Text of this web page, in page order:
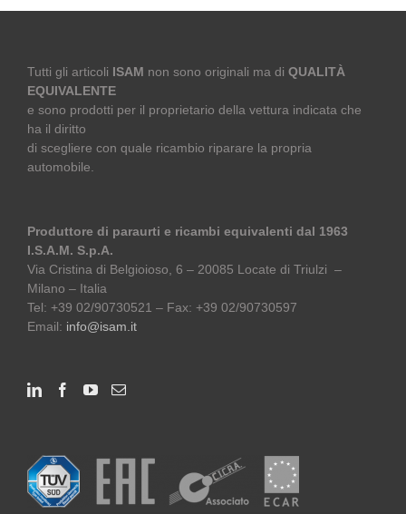
Tutti gli articoli ISAM non sono originali ma di QUALITÀ
EQUIVALENTE
e sono prodotti per il proprietario della vettura indicata che
ha il diritto
di scegliere con quale ricambio riparare la propria
automobile.
Produttore di paraurti e ricambi equivalenti dal 1963
I.S.A.M. S.p.A.
Via Cristina di Belgioioso, 6 – 20085 Locate di Triulzi –
Milano – Italia
Tel: +39 02/90730521 – Fax: +39 02/90730597
Email: info@isam.it